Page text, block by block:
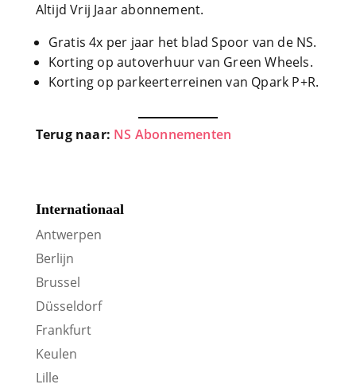
Altijd Vrij Jaar abonnement.
Gratis 4x per jaar het blad Spoor van de NS.
Korting op autoverhuur van Green Wheels.
Korting op parkeerterreinen van Qpark P+R.
Terug naar: NS Abonnementen
Internationaal
Antwerpen
Berlijn
Brussel
Düsseldorf
Frankfurt
Keulen
Lille